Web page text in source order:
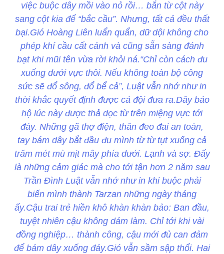
việc buộc dây mồi vào nỏ rồi… bắn từ cột này
sang cột kia để “bắc cầu”. Nhưng, tất cả đều thất
bại.Gió Hoàng Liên luẩn quẩn, dữ dội không cho
phép khí cầu cất cánh và cũng sẵn sàng đánh
bạt khi mũi tên vừa rời khỏi ná.“Chỉ còn cách đu
xuống dưới vực thôi. Nếu không toàn bộ công
sức sẽ đổ sông, đổ bể cả”, Luật vẫn nhớ như in
thời khắc quyết định được cả đội đưa ra.Dây bảo
hộ lúc này được thả dọc từ trên miệng vực tới
đáy. Những gã thợ điện, thân đeo đai an toàn,
tay bám dây bắt đầu đu mình từ từ tụt xuống cả
trăm mét mù mịt mây phía dưới. Lạnh và sợ. Đấy
là những cảm giác mà cho tới tận hơn 2 năm sau
Trần Đình Luật vẫn nhớ như in khi buộc phải
biến mình thành Tarzan những ngày tháng
ấy.Cậu trai trẻ hiền khô khàn khàn bảo: Ban đầu,
tuyệt nhiên cậu không dám làm. Chỉ tới khi vài
đồng nghiệp… thành công, cậu mới đủ can đảm
để bám dây xuống đáy.Gió vẫn sầm sập thổi. Hai